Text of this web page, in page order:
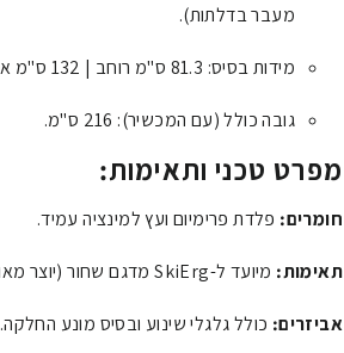
מעבר בדלתות).
מידות בסיס: 81.3 ס"מ רוחב | 132 ס"מ אורך.
גובה כולל (עם המכשיר): 216 ס"מ.
מפרט טכני ותאימות:
חומרים: פלדת פרימיום ועץ למינציה עמיד.
תאימות: מיועד ל-SkiErg מדגם שחור (יוצר מאוגוסט 2014 ועד היום).
אביזרים: כולל גלגלי שינוע ובסיס מונע החלקה.